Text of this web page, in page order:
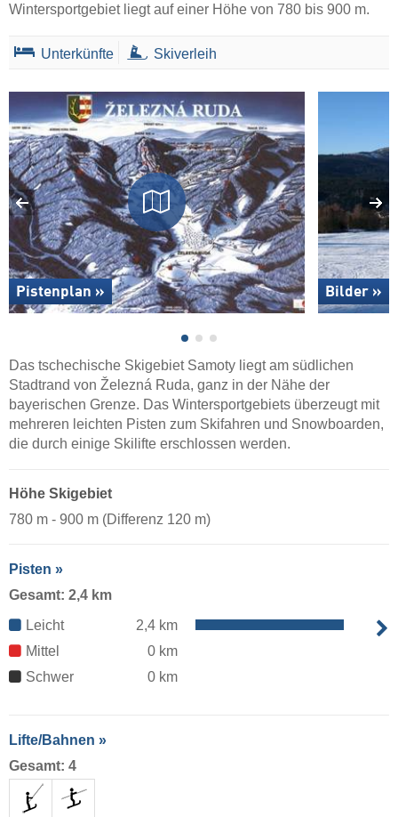
Wintersportgebiet liegt auf einer Höhe von 780 bis 900 m.
Unterkünfte Skiverleih
Pistenplan » Bilder »
Das tschechische Skigebiet Samoty liegt am südlichen
Stadtrand von Železná Ruda, ganz in der Nähe der
bayerischen Grenze. Das Wintersportgebiets überzeugt mit
mehreren leichten Pisten zum Skifahren und Snowboarden,
die durch einige Skilifte erschlossen werden.
Höhe Skigebiet
780 m - 900 m (Differenz 120 m)
Pisten »
Gesamt: 2,4 km
Leicht
2,4 km
Mittel
0 km
Schwer
0 km
Lifte/Bahnen »
Gesamt: 4